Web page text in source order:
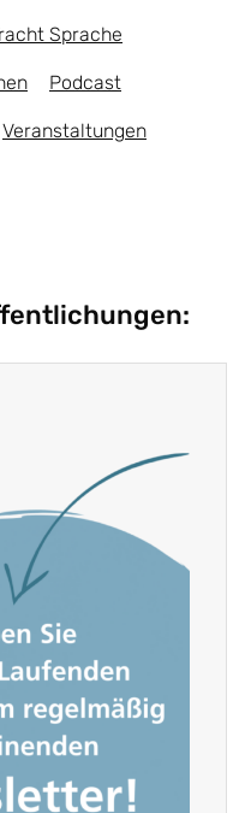
Sprache
Podcast
Veranstaltungen